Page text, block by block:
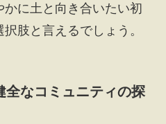
に土と向き合いたい初
肢と言えるでしょう。
全なコミュニティの探